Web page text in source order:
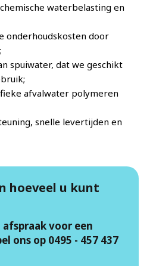
waterbelasting en
onderhoudskosten door
spuiwater, dat we geschikt
afvalwater polymeren
snelle levertijden en
hoeveel u kunt
voor een
ons op 0495 - 457 437